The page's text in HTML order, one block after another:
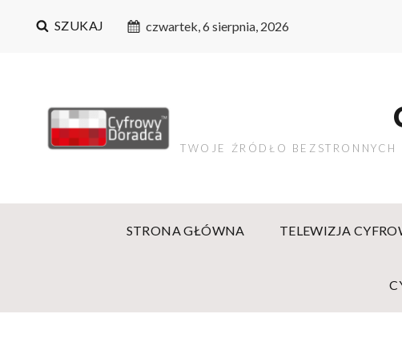
SZUKAJ czwartek, 6 sierpnia, 2026
TWOJE ŹRÓDŁO
STRONA GŁÓWNA TELEWIZJA